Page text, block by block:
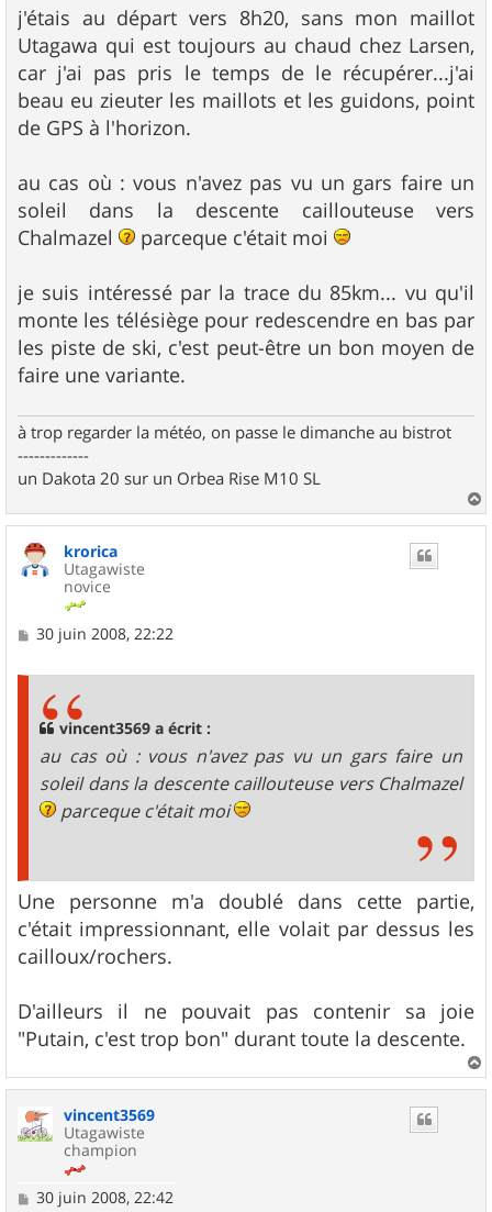
j'étais au départ vers 8h20, sans mon maillot
Utagawa qui est toujours au chaud chez Larsen,
car j'ai pas pris le temps de le récupérer...j'ai
beau eu zieuter les maillots et les guidons, point
de GPS à l'horizon.
au cas où : vous n'avez pas vu un gars faire un
soleil dans la descente caillouteuse vers
Chalmazel
parceque c'était moi
je suis intéressé par la trace du 85km... vu qu'il
monte les télésiège pour redescendre en bas par
les piste de ski, c'est peut-être un bon moyen de
faire une variante.
à trop regarder la météo, on passe le dimanche au bistrot
-------------
un Dakota 20 sur un Orbea Rise M10 SL
a
u
krorica
Utagawiste
novice
M
30 juin 2008, 22:22
vincent3569 a écrit :
au cas où : vous n'avez pas vu un gars faire un
soleil dans la descente caillouteuse vers Chalmazel
parceque c'était moi
Une personne m'a doublé dans cette partie,
c'était impressionnant, elle volait par dessus les
cailloux/rochers.
D'ailleurs il ne pouvait pas contenir sa joie
"Putain, c'est trop bon" durant toute la descente.
a
vincent3569
Utagawiste
champion
M
30 juin 2008, 22:42